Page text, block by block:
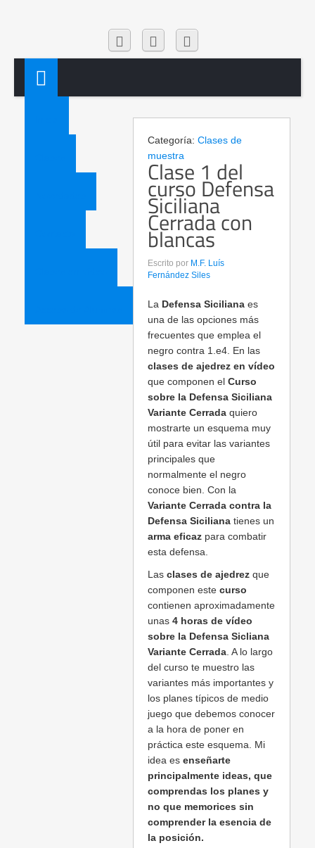
Categoría: Clases de
muestra
Clase 1 del
curso Defensa
Siciliana
Cerrada con
blancas
Escrito por M.F. Luís
Fernández Siles
La Defensa Siciliana es
una de las opciones más
frecuentes que emplea el
negro contra 1.e4. En las
clases de ajedrez en vídeo
que componen el Curso
sobre la Defensa Siciliana
Variante Cerrada quiero
mostrarte un esquema muy
útil para evitar las variantes
principales que
normalmente el negro
conoce bien. Con la
Variante Cerrada contra la
Defensa Siciliana tienes un
arma eficaz para combatir
esta defensa.
Las clases de ajedrez que
componen este curso
contienen aproximadamente
unas 4 horas de vídeo
sobre la Defensa Sicliana
Variante Cerrada. A lo largo
del curso te muestro las
variantes más importantes y
los planes típicos de medio
juego que debemos conocer
a la hora de poner en
práctica este esquema. Mi
idea es enseñarte
principalmente ideas, que
comprendas los planes y
no que memorices sin
comprender la esencia de
la posición.